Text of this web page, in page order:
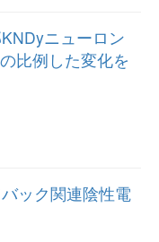
ニューロン
比例した変化を
ック関連陰性電